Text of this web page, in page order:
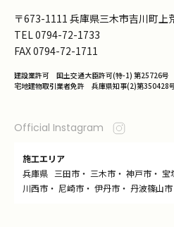
〒673-1111 兵庫県三木市吉川町上
TEL 0794-72-1733
FAX0794-72-1711
建設業許可 国土交通大臣許可(特-1) 第25726号
宅地建物取引業者免許 兵庫県知事(2)第350428
Official Instagram
施工エリア
兵庫県 三田市 ・ 三木市 ・ 神戸市 ・ 宝
川西市 ・ 尼崎市 ・ 伊丹市 ・ 丹波篠山市